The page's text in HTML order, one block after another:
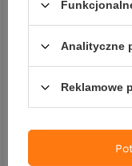
Koszulka BKK Casual
Black | Zander | XL
154,90 zł
DO
Analityczne
Reklamowe